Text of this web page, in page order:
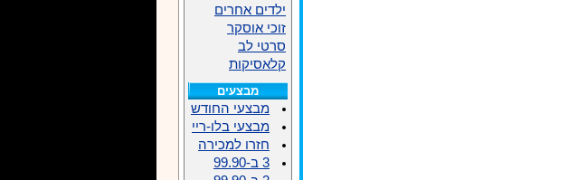
ילדים אחרים
זוכי אוסקר
סרטי לב
קלאסיקות
מבצעים
מבצעי החודש
מבצעי בלו-ריי
חזרו למכירה
3 ב-99.90